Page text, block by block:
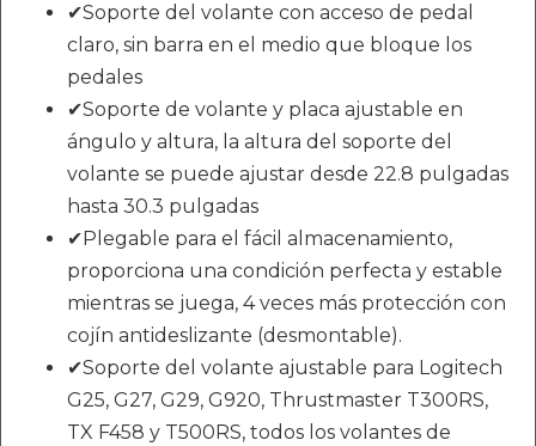
✔Soporte del volante con acceso de pedal
claro, sin barra en el medio que bloque los
pedales
✔Soporte de volante y placa ajustable en
ángulo y altura, la altura del soporte del
volante se puede ajustar desde 22.8 pulgadas
hasta 30.3 pulgadas
✔Plegable para el fácil almacenamiento,
proporciona una condición perfecta y estable
mientras se juega, 4 veces más protección con
cojín antideslizante (desmontable).
✔Soporte del volante ajustable para Logitech
G25, G27, G29, G920, Thrustmaster T300RS,
TX F458 y T500RS, todos los volantes de